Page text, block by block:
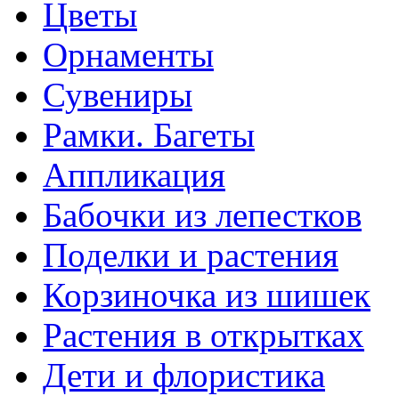
Цветы
Орнаменты
Сувениры
Рамки. Багеты
Аппликация
Бабочки из лепестков
Поделки и растения
Корзиночка из шишек
Растения в открытках
Дети и флористика